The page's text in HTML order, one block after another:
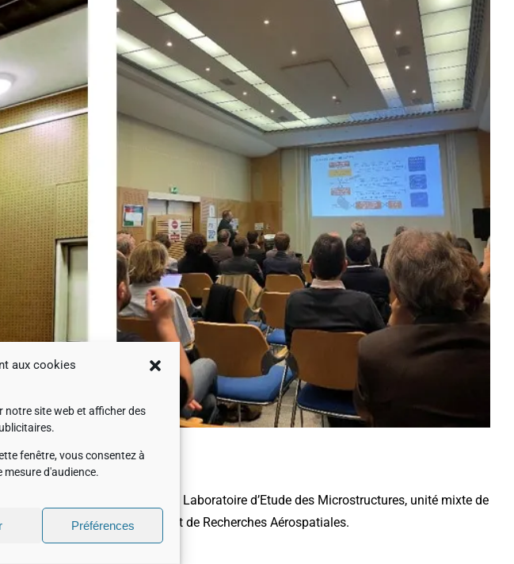
aux cookies
notre site web et afficher des
fenêtre, vous consentez à
mesure d'audience.
Préférences
(200 kV)
acquis par le Laboratoire d’Etude des Microstructures, unité mixte de
de l’Office National d‘Etudes et de Recherches Aérospatiales.